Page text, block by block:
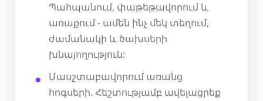
Պահպանում, փաթեթավորում և
առաքում - ամեն ինչ մեկ տեղում,
ժամանակի և ծախսերի
խնայողություն:
Մասշտաբավորում առանց
հոգսերի. Հեշտությամբ ավելացրեք